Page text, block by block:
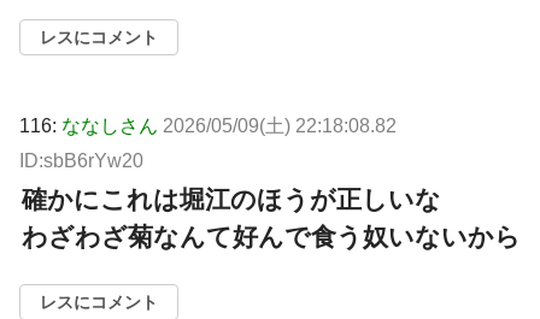
レスにコメント
116: ななしさん 2026/05/09(土) 22:18:08.82
ID:sbB6rYw20
確かにこれは堀江のほうが正しいな
わざわざ菊なんて好んで食う奴いないから
レスにコメント